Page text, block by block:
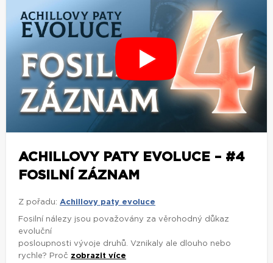
ACHILLOVY PATY EVOLUCE – #4
FOSILNÍ ZÁZNAM
Z pořadu: Achillovy paty evoluce
Fosilní nálezy jsou považovány za věrohodný důkaz
evoluční
posloupnosti vývoje druhů. Vznikaly ale dlouho nebo
rychle? Proč zobrazit více